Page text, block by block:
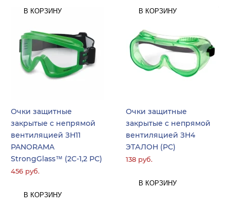
В КОРЗИНУ В КОРЗИНУ
Очки защитные
закрытые с непрямой
вентиляцией ЗН11
PANORAMA
StrongGlass™ (2С-1,2 РС)
456 руб.
В КОРЗИНУ
Очки защитные
закрытые с непрямой
вентиляцией ЗН4
ЭТАЛОН (РС)
138 руб.
В КОРЗИНУ